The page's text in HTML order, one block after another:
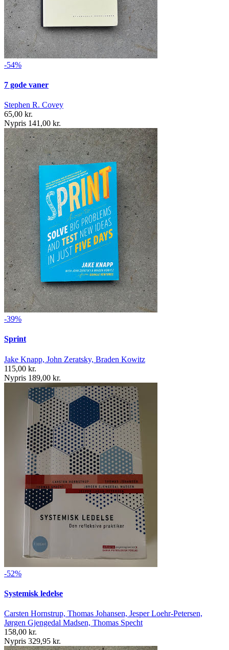
-54%
7 gode vaner
Stephen R. Covey
65,00 kr.
Nypris 141,00 kr.
-39%
Sprint
Jake Knapp, John Zeratsky, Braden Kowitz
115,00 kr.
Nypris 189,00 kr.
-52%
Systemisk ledelse
Carsten Hornstrup, Thomas Johansen, Jesper Loehr-Petersen,
Jørgen Gjengedal Madsen, Thomas Specht
158,00 kr.
Nypris 329,95 kr.